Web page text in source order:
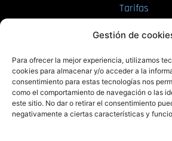
Gestión de
Para ofrecer la mejor experiencia, utilizamos
cookies para almacenar y/o acceder a la
consentimiento para estas tecnologías nos
como el comportamiento de navegación o las
este sitio. No dar o retirar el consentimiento
negativamente a ciertas características y
Tarifas
PRL | Films
PRL | Play
PRL | LAB